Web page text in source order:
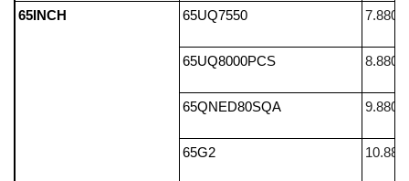
65INCH 65UQ7550
65UQ8000PCS
65QNED80SQA
65G2